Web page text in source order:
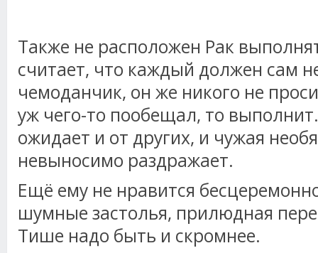
Также не расположен Рак
считает, что каждый должен сам
чемоданчик, он же никого не
уж чего-то пообещал, то
ожидает и от других, и чужая
невыносимо раздражает.
Ещё ему не нравится
шумные застолья, прилюдная
Тише надо быть и скромнее.